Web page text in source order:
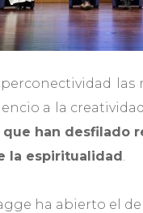
las
a la
que han desfilado
la espiritualidad.
ha abierto el